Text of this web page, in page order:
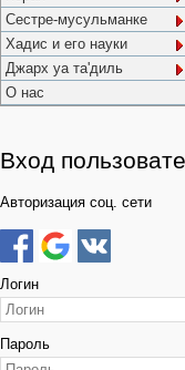
Сестре-мусульманке
Хадис и его науки
Джарх уа та'диль
О нас
Вход
Авторизация соц. сети
Логин
Пароль